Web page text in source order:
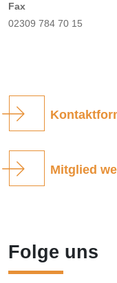
Fax
02309 784 70 15
Mitglied
Folge uns